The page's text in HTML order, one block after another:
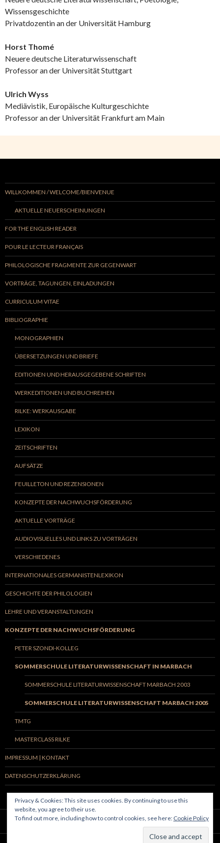
Wissensgeschichte
Privatdozentin an der Universität Hamburg
Horst Thomé
Neuere deutsche Literaturwissenschaft
Professor an der Universität Stuttgart
Ulrich Wyss
Mediävistik, Europäische Kulturgeschichte
Professor an der Universität Frankfurt am Main
WILLKOMMEN / WELCOME/BIENVENUE
AKTUELLE NEUERSCHEINUNGEN
FOR THE ENGLISH READER
POUR LE LECTEUR FRANÇAIS
PHILOLOGISCHE FRAGMENTE ZUR GEGENWART
VORTRÄGE, TAGUNGEN, EINLADUNGEN
CURRICULUM VITAE
BIBLIOGRAPHIE
MONOGRAPHIEN
ÜBERSETZUNGEN UND BRIEFE
EDITIONEN UND HERAUSGEGEBENE SCHRIFTEN
WERKEDITIONEN UND BUCHREIHEN
RILKE: WERKAUSGABE
LEXIKON
ZEITSCHRIFTEN
AUFSÄTZE
FEUILLETON UND REZENSIONEN
KONZEPTE DER NACHWUCHSFÖRDERUNG
AKTUELLE VORTRÄGE
AUDIOVISUELLES UND LINKS ZU VORTRÄGEN
VERSCHIEDENES
INTERNATIONALES GERMANISTENLEXIKON
GESCHICHTE DER PHILOLOGIEN
LEHRE UND VERANSTALTUNGEN
KONZEPTE DER NACHWUCHSFÖRDERUNG
PETER SZONDI-KOLLEG
SOMMERSCHULE LITERATURWISSENSCHAFT IN MARBACH
SOMMERSCHULE LITERATURWISSENSCHAFT MARBACH 2003
SOMMERSCHULE LITERATURWISSENSCHAFT MARBACH 2005
TMTG
MASTERCLASS RILKE
IMPRESSUM | KONTAKT
DATENSCHUTZERKLÄRUNG
Privacy & Cookies: This site uses cookies. By continuing to use this
website, you agree to their use.
To find out more, including how to control cookies, see here: Cookie Policy